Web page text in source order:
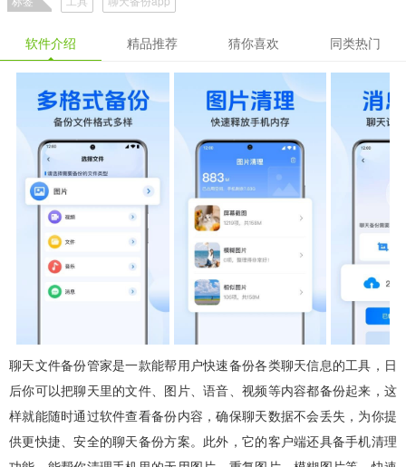
软件介绍 精品推荐 猜你喜欢 同类热门
聊天文件备份管家是一款能帮用户快速备份各类聊天信息的工具，日
后你可以把聊天里的文件、图片、语音、视频等内容都备份起来，这
样就能随时通过软件查看备份内容，确保聊天数据不会丢失，为你提
供更快捷、安全的聊天备份方案。此外，它的客户端还具备手机清理